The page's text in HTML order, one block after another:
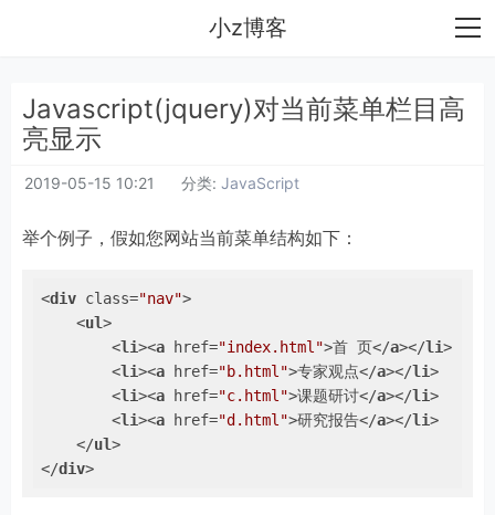
小z博客
Javascript(jquery)对当前菜单栏目高
亮显示
2019-05-15 10:21 分类: JavaScript
举个例子，假如您网站当前菜单结构如下：
<div class="nav">
<ul>
<li><a href="index.html">首 页</a></li>
<li><a href="b.html">专家观点</a></li>
<li><a href="c.html">课题研讨</a></li>
<li><a href="d.html">研究报告</a></li>
</ul>
</div>